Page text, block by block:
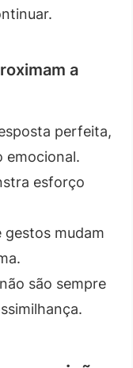
a
perfeita,
emocional.
esforço
gestos mudam
são sempre